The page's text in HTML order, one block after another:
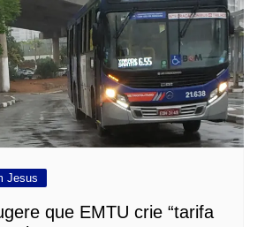
Jesus
que EMTU crie “tarifa